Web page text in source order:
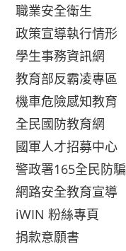
職業安全衛生
政策宣導執行情形
學生事務資訊網
教育部反霸凌專區
機車危險感知教育
全民國防教育網
國軍人才招募中心
警政署165全民防騙
網路安全教育宣導
iWIN 粉絲專頁
捐款意願書